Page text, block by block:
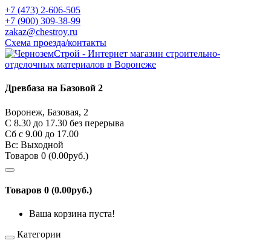
+7 (473) 2-606-505
+7 (900) 309-38-99
zakaz@chestroy.ru
Схема проезда/контакты
Древбаза на Базовой 2
Воронеж, Базовая, 2
С 8.30 до 17.30 без перерыва
Сб c 9.00 до 17.00
Вс: Выходной
Товаров 0 (0.00руб.)
Товаров 0 (0.00руб.)
Ваша корзина пуста!
Категории